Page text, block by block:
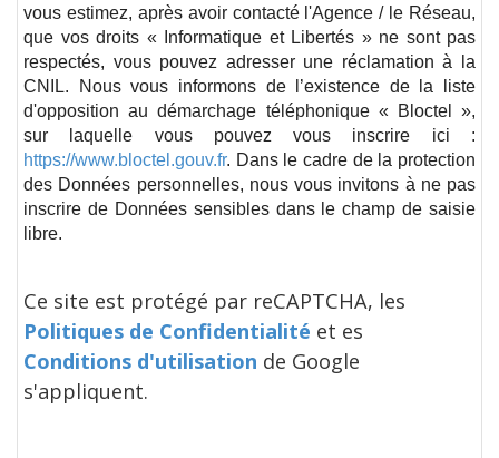
vous estimez, après avoir contacté l'Agence / le Réseau,
que vos droits « Informatique et Libertés » ne sont pas
respectés, vous pouvez adresser une réclamation à la
CNIL. Nous vous informons de l’existence de la liste
d'opposition au démarchage téléphonique « Bloctel »,
sur laquelle vous pouvez vous inscrire ici :
https://www.bloctel.gouv.fr. Dans le cadre de la protection
des Données personnelles, nous vous invitons à ne pas
inscrire de Données sensibles dans le champ de saisie
libre.
Ce site est protégé par reCAPTCHA, les
Politiques de Confidentialité et es
Conditions d'utilisation de Google
s'appliquent.